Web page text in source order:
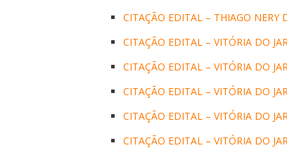
CITAÇÃO EDITAL – THIAGO NERY
CITAÇÃO EDITAL – VITÓRIA DO
CITAÇÃO EDITAL – VITÓRIA DO
CITAÇÃO EDITAL – VITÓRIA DO
CITAÇÃO EDITAL – VITÓRIA DO
CITAÇÃO EDITAL – VITÓRIA DO